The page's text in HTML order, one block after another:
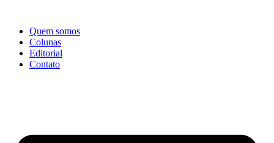
conteúdo
Quem somos
Colunas
Editorial
Contato